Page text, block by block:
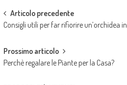
Post
navigation
Articolo precedente
Consigli utili per far rifiorire un’orchidea
Prossimo articolo
Perchè regalare le Piante per la Casa?